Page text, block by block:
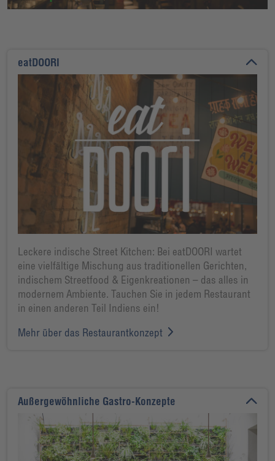
eatDOORI
Leckere indische Street Kitchen: Bei eatDOORI wartet
eine vielfältige Mischung aus traditionellen Gerichten,
indischem Streetfood & Eigenkreationen – das alles in
modernem Ambiente. Tauchen Sie in jedem Restaurant
in einen anderen Teil Indiens ein!
Mehr über das Restaurantkonzept
Außergewöhnliche Gastro-Konzepte